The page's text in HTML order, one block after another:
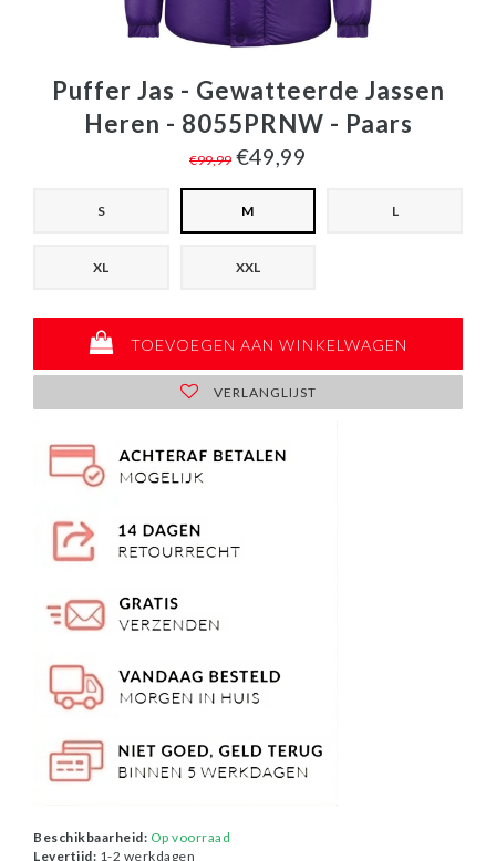
Puffer Jas - Gewatteerde Jassen
Heren - 8055PRNW - Paars
€99,99 €49,99
S M L
XL XXL
TOEVOEGEN AAN WINKELWAGEN
VERLANGLIJST
Beschikbaarheid: Op voorraad
Levertijd: 1-2 werkdagen